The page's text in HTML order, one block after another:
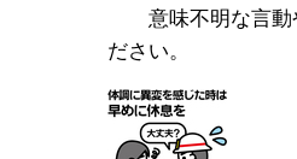
意味不明な言動
ださい。